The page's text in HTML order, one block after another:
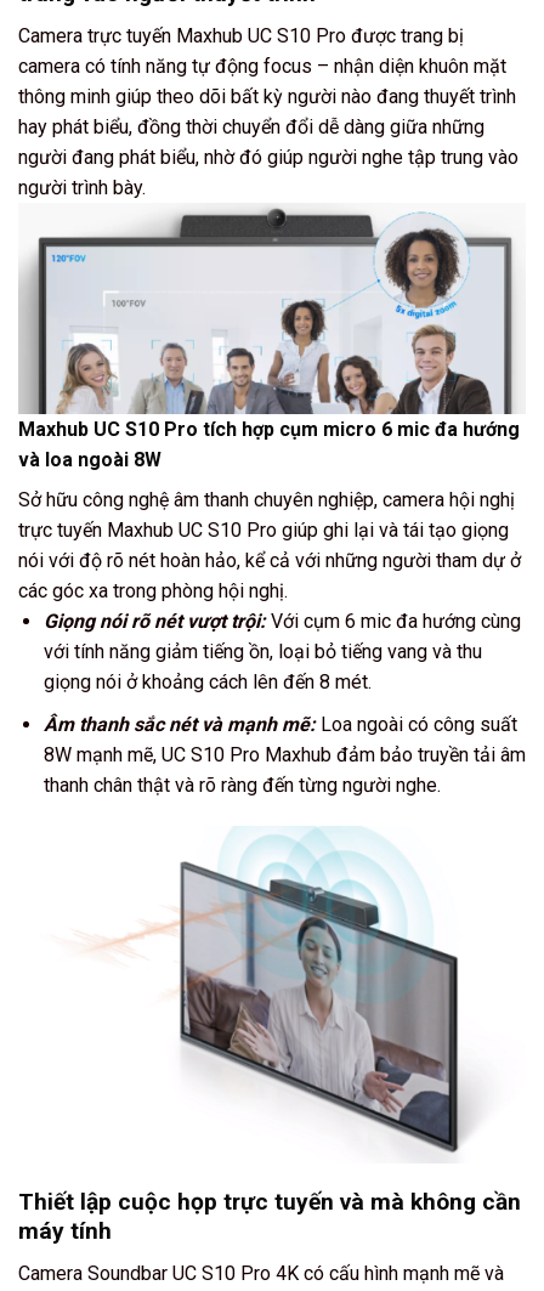
Camera trực tuyến Maxhub UC S10 Pro được trang bị
camera có tính năng tự động focus – nhận diện khuôn mặt
thông minh giúp theo dõi bất kỳ người nào đang thuyết trình
hay phát biểu, đồng thời chuyển đổi dễ dàng giữa những
người đang phát biểu, nhờ đó giúp người nghe tập trung vào
người trình bày.
Maxhub UC S10 Pro tích hợp cụm micro 6 mic đa hướng
và loa ngoài 8W
Sở hữu công nghệ âm thanh chuyên nghiệp, camera hội nghị
trực tuyến Maxhub UC S10 Pro giúp ghi lại và tái tạo giọng
nói với độ rõ nét hoàn hảo, kể cả với những người tham dự ở
các góc xa trong phòng hội nghị.
Giọng nói rõ nét vượt trội:Với cụm 6 mic đa hướng cùng
với tính năng giảm tiếng ồn, loại bỏ tiếng vang và thu
giọng nói ở khoảng cách lên đến 8 mét.
Âm thanh sắc nét và mạnh mẽ:Loa ngoài có công suất
8W mạnh mẽ, UC S10 Pro Maxhub đảm bảo truyền tải âm
thanh chân thật và rõ ràng đến từng người nghe.
Thiết lập cuộc họp trực tuyến và mà không cần
máy tính
Camera Soundbar UC S10 Pro 4K có cấu hình mạnh mẽ và